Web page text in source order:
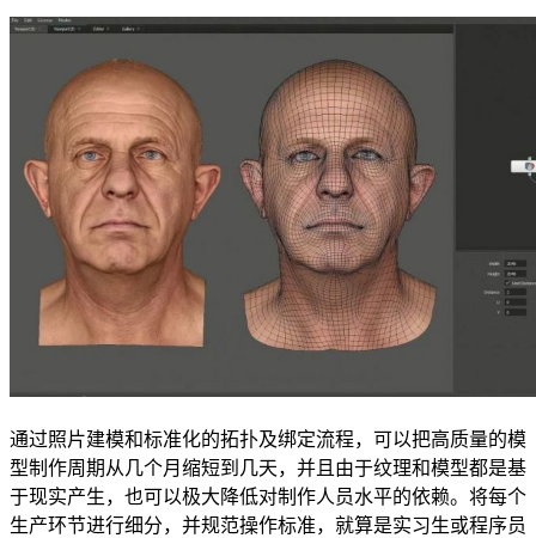
通过照片建模和标准化的拓扑及绑定流程，可以把高质量的模
型制作周期从几个月缩短到几天，并且由于纹理和模型都是基
于现实产生，也可以极大降低对制作人员水平的依赖。将每个
生产环节进行细分，并规范操作标准，就算是实习生或程序员